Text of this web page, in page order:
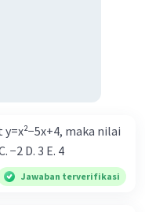
maka nilai
−2 D. 3 E. 4
Jawaban terverifikasi